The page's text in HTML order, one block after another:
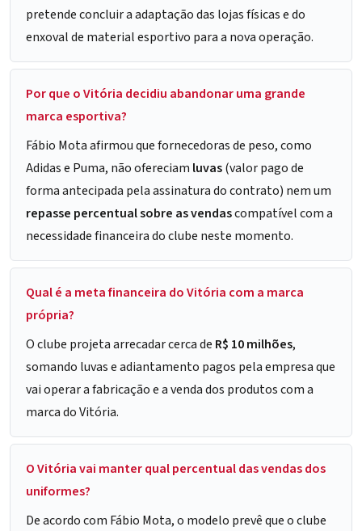
pretende concluir a adaptação das lojas físicas e do
enxoval de material esportivo para a nova operação.
Por que o Vitória decidiu abandonar uma grande
marca esportiva?
Fábio Mota afirmou que fornecedoras de peso, como
Adidas e Puma, não ofereciam luvas(valor pago de
forma antecipada pela assinatura do contrato) nem um
repasse percentual sobre as vendascompatível com a
necessidade financeira do clube neste momento.
Qual é a meta financeira do Vitória com a marca
própria?
O clube projeta arrecadar cerca de R$ 10 milhões,
somando luvas e adiantamento pagos pela empresa que
vai operar a fabricação e a venda dos produtos com a
marca do Vitória.
O Vitória vai manter qual percentual das vendas dos
uniformes?
De acordo com Fábio Mota, o modelo prevê que o clube